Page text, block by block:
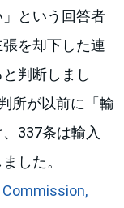
」という回答者
を却下した連
判断しまし
所が以前に「輸
337条は輸入
した。